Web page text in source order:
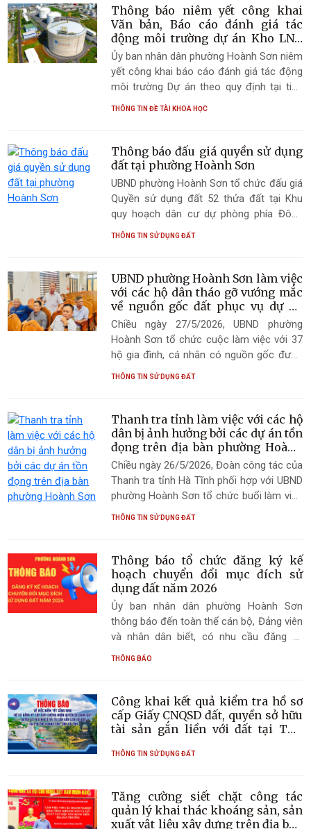
có ý nghĩa quan trọng trong thực hiện Quy
hoạch điện quốc gia, góp phần bảo đảm
an ninh năng lượng và thúc đẩy phát triển
kinh tế - xã hội của tỉnh Hà Tĩnh.
Thông báo niêm yết công khai
Văn bản, Báo cáo đánh giá tác
động môi trường dự án Kho LNG
Bắc Trung Bộ (Kho LNG Vũng Áng)
tại phường Hoành Sơn, tỉnh Hà
Tĩnh
Ủy ban nhân dân phường Hoành Sơn niêm
yết công khai báo cáo đánh giá tác động
môi trường Dự án theo quy định tại tiểu
mục b, điểm 3, khoản 8, Điều 1 Nghị định
THÔNG TIN ĐỀ TÀI KHOA HỌC
Thông báo đấu giá quyền sử dụng
đất tại phường Hoành Sơn
UBND phường Hoành Sơn tổ chức đấu giá
Quyền sử dụng đất 52 thửa đất tại Khu
quy hoạch dân cư dự phòng phía Đông
Nam khu Tái định cư Kỳ Phương (cũ)
THÔNG TIN SỬ DỤNG ĐẤT
UBND phường Hoành Sơn làm việc
với các hộ dân tháo gỡ vướng mắc
về nguồn gốc đất phục vụ dự án
Nhà máy thép không gỉ
Chiều ngày 27/5/2026, UBND phường
Hoành Sơn tổ chức cuộc làm việc với 37
hộ gia đình, cá nhân có nguồn gốc được
giao đất để trồng dứa trước đây do UBND
giải phóng mặt bằng thực hiện Dự án Nhà
máy sản xuất thép không gỉ của Công ty
Cổ phần Đầu tư KCN Sơn Hà Đồng Nai
THÔNG TIN SỬ DỤNG ĐẤT
Thanh tra tỉnh làm việc với các hộ
dân bị ảnh hưởng bởi các dự án tồn
đọng trên địa bàn phường Hoành
Sơn
Chiều ngày 26/5/2026, Đoàn công tác của
Thanh tra tỉnh Hà Tĩnh phối hợp với UBND
phường Hoành Sơn tổ chức buổi làm việc
với các hộ gia đình có đất bị ảnh hưởng
thương mại Bắc Á trên địa bàn phường
Hoành Sơn. Buổi làm việc với sự tham gia
của đại diện lãnh đạo UBND phường, các
Nhà đầu tư, đại diện các phòng, ban
chuyên môn, doanh nghiệp và các hộ dân
liên quan.
THÔNG TIN SỬ DỤNG ĐẤT
Thông báo tổ chức đăng ký kế
hoạch chuyển đổi mục đích sử
dụng đất năm 2026
Ủy ban nhân dân phường Hoành Sơn
thông báo đến toàn thể cán bộ, Đảng viên
và nhân dân biết, có nhu cầu đăng ký
chuyển đổi mục đích sử dụng đất thì lập
THÔNG BÁO
Công khai kết quả kiểm tra hồ sơ
cấp Giấy CNQSD đất, quyền sở hữu
tài sản gắn liền với đất tại TDP
THÔNG TIN SỬ DỤNG ĐẤT
Tăng cường siết chặt công tác
quản lý khai thác khoáng sản, sản
xuất vật liệu xây dựng trên địa bàn